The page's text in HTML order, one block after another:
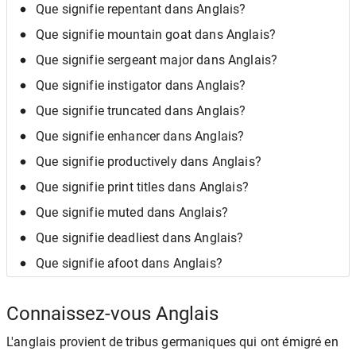
Que signifie repentant dans Anglais?
Que signifie mountain goat dans Anglais?
Que signifie sergeant major dans Anglais?
Que signifie instigator dans Anglais?
Que signifie truncated dans Anglais?
Que signifie enhancer dans Anglais?
Que signifie productively dans Anglais?
Que signifie print titles dans Anglais?
Que signifie muted dans Anglais?
Que signifie deadliest dans Anglais?
Que signifie afoot dans Anglais?
Connaissez-vous Anglais
L'anglais provient de tribus germaniques qui ont émigré en